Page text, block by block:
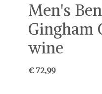
Men's
Gingham
wine
€ 72,99